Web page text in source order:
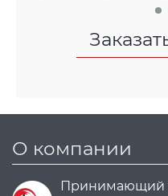
О компании
Принимающий